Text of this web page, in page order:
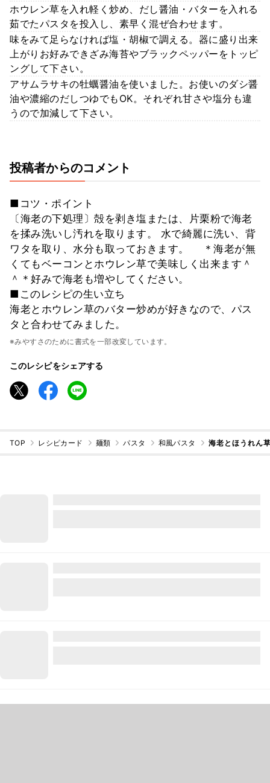
ホウレン草を入れ軽く炒め、だし醤油・バターを入れる
茹でたパスタを投入し、素早く混ぜ合わせます。
味をみて足らなければ塩・胡椒で調える。器に盛り出来
上がりお好みできざみ海苔やブラックペッパーをトッピ
ングして下さい。
アサムラサキの牡蠣醤油を使いました。お使いのダシ醤
油や濃縮のだしつゆでもOK。それぞれ甘さや塩分も違
うので加減して下さい。
投稿者からのコメント
■コツ・ポイント
〔海老の下処理〕殻を剥き塩または、片栗粉で海老
を揉み洗いし汚れを取ります。 水で綺麗に洗い、背
ワタを取り、水分も取っておきます。 ＊海老が無
くてもベーコンとホウレン草で美味しく出来ます＾
＾＊好みで海老も増やしてください。
■このレシピの生い立ち
海老とホウレン草のバター炒めが好きなので、パス
タと合わせてみました。
※みやすさのために書式を一部改変しています。
このレシピをシェアする
TOP レシピカード 麺類 パスタ 和風パスタ 海老とほうれん